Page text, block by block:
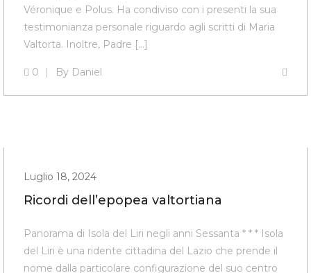
Véronique e Polus. Ha condiviso con i presenti la sua
testimonianza personale riguardo agli scritti di Maria
Valtorta. Inoltre, Padre […]
0 By Daniel
Luglio 18, 2024
Ricordi dell’epopea valtortiana
Panorama di Isola del Liri negli anni Sessanta * * * Isola
del Liri è una ridente cittadina del Lazio che prende il
nome dalla particolare configurazione del suo centro